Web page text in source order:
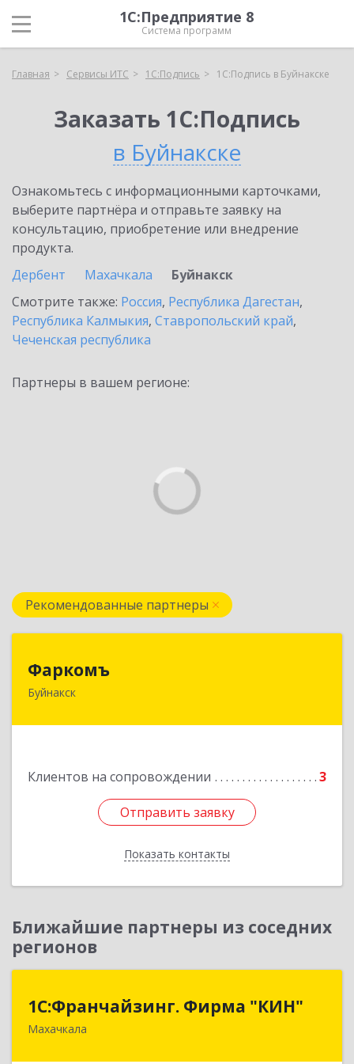
1С:Предприятие 8
Система программ
Главная Сервисы ИТС 1С:Подпись 1С:Подпись в Буйнакске
Заказать 1С:Подпись
в Буйнакске
Ознакомьтесь с информационными карточками,
выберите партнёра и отправьте заявку на
консультацию, приобретение или внедрение
продукта.
Дербент
Махачкала
Буйнакск
Смотрите также: Россия, Республика Дагестан,
Республика Калмыкия, Ставропольский край,
Чеченская республика
Партнеры в вашем регионе:
Рекомендованные партнеры
Фаркомъ
Буйнакск
Клиентов на сопровождении 3
Отправить заявку
Показать контакты
Отправить заявку
Назад
Ближайшие партнеры из соседних
регионов
1С:Франчайзинг. Фирма "КИН"
Махачкала
1С:Франчайзинг. Фирма "КИН"
367030, Дагестан Респ, Махачкала г, И.Казака